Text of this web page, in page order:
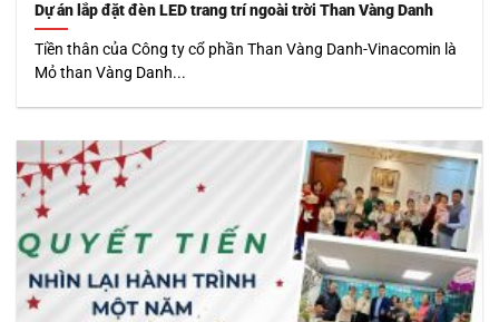
Dự án lắp đặt đèn LED trang trí ngoài trời Than Vàng Danh
Tiền thân của Công ty cổ phần Than Vàng Danh-Vinacomin là
Mỏ than Vàng Danh...